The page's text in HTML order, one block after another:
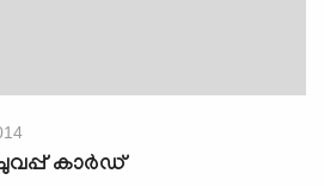
കാര്‍ഡ്